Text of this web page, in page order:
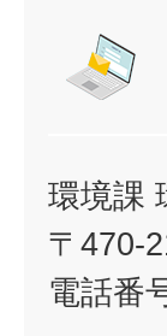
環境課
〒470-
電話番